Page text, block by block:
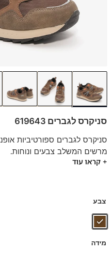
סניקרס לגברים 619643
סניקרס לגברים ספורטיביות
מרשים המשלב צבעים ונוחות.
הסניקרס משולב בסוליה קלה
+ קראו עוד
צבע
מידה